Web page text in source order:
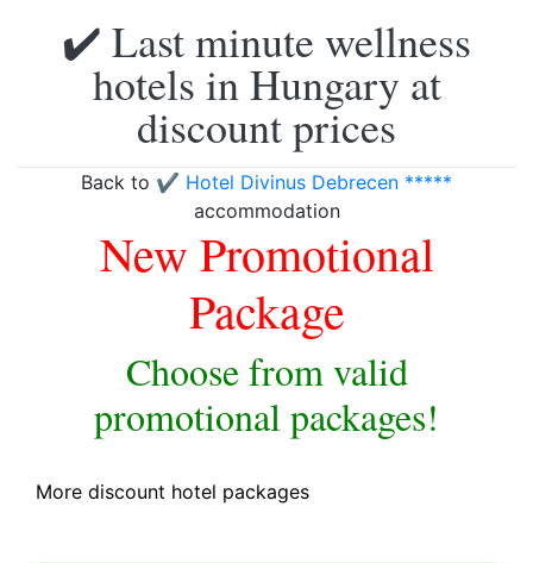
✔️ Last minute wellness
hotels in Hungary at
discount prices
Back to ✔️ Hotel Divinus Debrecen *****
accommodation
New Promotional
Package
Choose from valid
promotional packages!
More discount hotel packages